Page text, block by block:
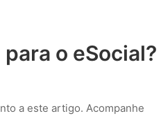
o eSocial?
a este artigo. Acompanhe